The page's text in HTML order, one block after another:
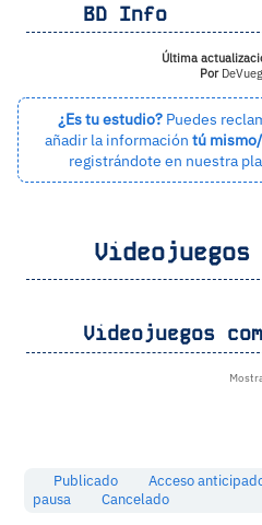
BD Info
Última
Por
¿Es tu estudio? Puedes
añadir la información tú
registrándote en nuestra
Videojuegos
Videojuegos
Publicado Acceso
pausa
Cancelado